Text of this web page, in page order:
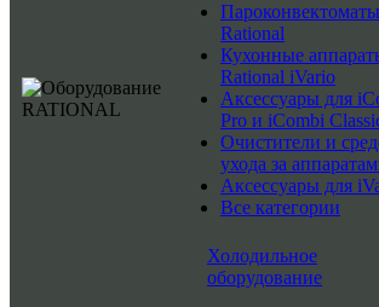
Пароконвектоматы
Rational
Кухонные
Rational iVario
Аксессуары для
Pro и iCombi
Очистители и
ухода за
Аксессуары для
Все категории
Холодильное
оборудование